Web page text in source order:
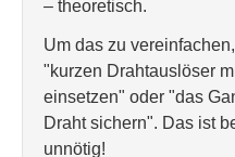
– theoretisch.
Um das zu
"kurzen Drahtauslöser
einsetzen" oder "das
Draht sichern". Das ist
unnötig!